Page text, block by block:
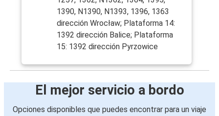
1390, N1390, N1393, 1396, 1363
dirección Wrocław; Plataforma 14:
1392 dirección Balice; Plataforma
15: 1392 dirección Pyrzowice
El mejor servicio a bordo
Opciones disponibles que puedes encontrar para un viaje